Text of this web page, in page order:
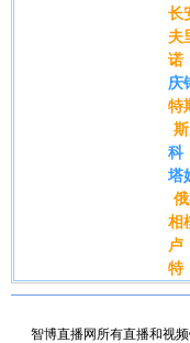
长
夫
诺
庆
特
科
塔
相
卢
特
智博直播网所有直播和视